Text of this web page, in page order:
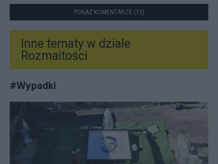
POKAŻ KOMENTARZE (15)
Inne tematy w dziale
Rozmaitości
#Wypadki